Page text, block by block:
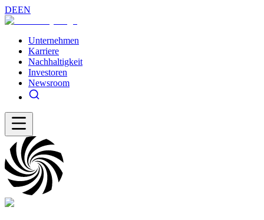
DEEN
Unternehmen
Karriere
Nachhaltigkeit
Investoren
Newsroom